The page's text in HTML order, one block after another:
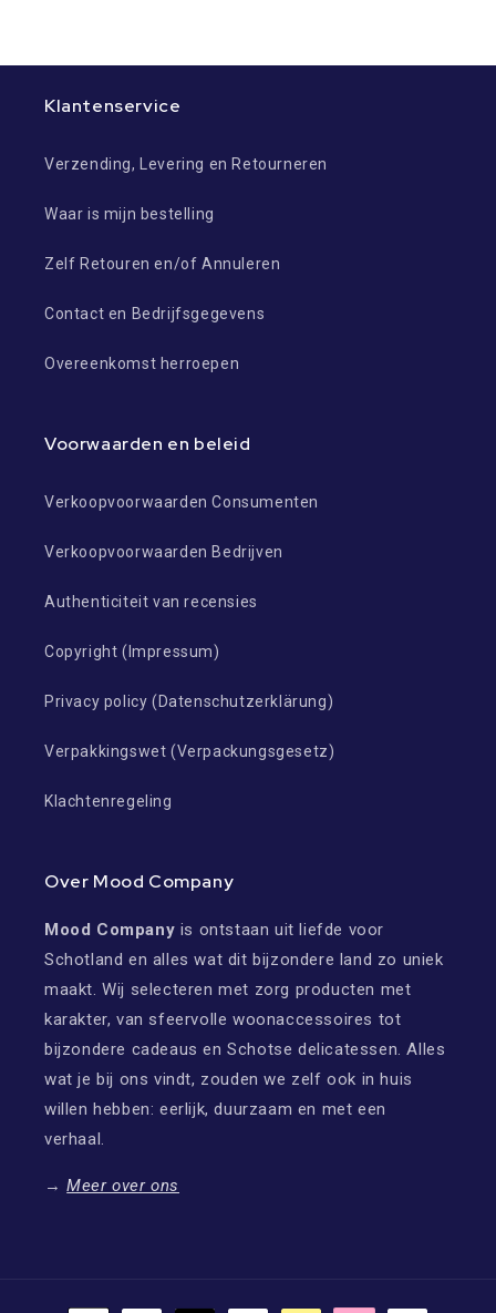
Klantenservice
Verzending, Levering en Retourneren
Waar is mijn bestelling
Zelf Retouren en/of Annuleren
Contact en Bedrijfsgegevens
Overeenkomst herroepen
Voorwaarden en beleid
Verkoopvoorwaarden Consumenten
Verkoopvoorwaarden Bedrijven
Authenticiteit van recensies
Copyright (Impressum)
Privacy policy (Datenschutzerklärung)
Verpakkingswet (Verpackungsgesetz)
Klachtenregeling
Over Mood Company
Mood Company is ontstaan uit liefde voor
Schotland en alles wat dit bijzondere land zo uniek
maakt. Wij selecteren met zorg producten met
karakter, van sfeervolle woonaccessoires tot
bijzondere cadeaus en Schotse delicatessen. Alles
wat je bij ons vindt, zouden we zelf ook in huis
willen hebben: eerlijk, duurzaam en met een
verhaal.
→Meer over ons